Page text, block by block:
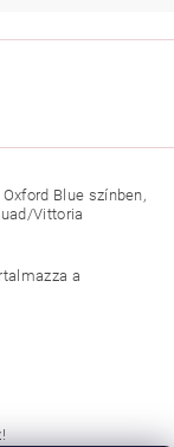
Blue színben,
Vittoria
a